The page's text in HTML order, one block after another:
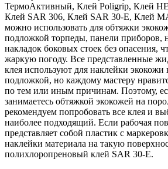
ТермоАктивный, Клей Poligrip, Клей
Клей SAR 306, Клей SAR 30-E, Клей
можно использовать для обтяжки
подложкой торпеды, панели приборов,
накладок боковых стоек без опасения,
жаркую погоду. Все представленные
клея используют для наклейки экокожи
подложкой, но каждому мастеру
по тем или иным причинам. Поэтому,
занимаетесь обтяжкой экокожей на
рекомендуем попробовать все клея и
наиболее подходящий. Если рабочая
представляет собой пластик с
наклейки материала на такую
полихлоропреновый клей SAR 30-E.